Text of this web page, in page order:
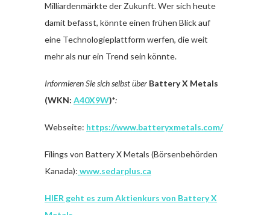
Milliardenmärkte der Zukunft. Wer sich heute
damit befasst, könnte einen frühen Blick auf
eine Technologieplattform werfen, die weit
mehr als nur ein Trend sein könnte.
Informieren Sie sich selbst über Battery X Metals
(WKN: A40X9W)*:
Webseite: https://www.batteryxmetals.com/
Filings von Battery X Metals (Börsenbehörden
Kanada): www.sedarplus.ca
HIER geht es zum Aktienkurs von Battery X